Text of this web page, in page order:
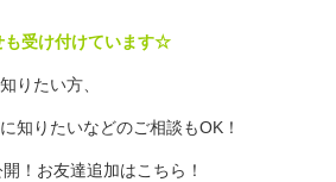
受け付けています☆
りたい方、
知りたいなどのご相談もOK！
！お友達追加はこちら！